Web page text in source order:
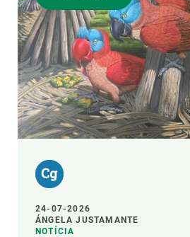
24-07-2026
ÁNGELA JUSTAMANTE
NOTÍCIA